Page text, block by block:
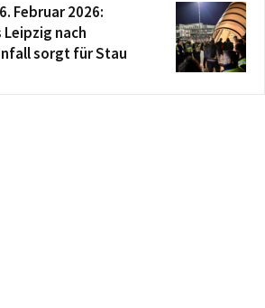
Februar 2026:
nach
sorgt für Stau